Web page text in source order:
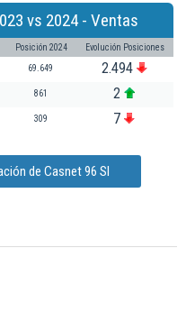
vs 2024 - Ventas
Posición 2024 Evolución Posiciones
69.649 2.494
861 2
309 7
de Casnet 96 Sl